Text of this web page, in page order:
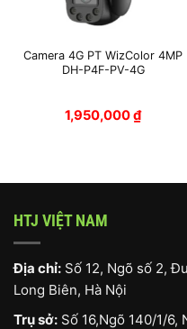
Camera 4G PT WizColor 4MP
DH-P4F-PV-4G
1,950,000₫
HTJ VIỆT NAM
Địa chỉ: Số 12, Ngõ số 2,
Long Biên, Hà Nội
Trụ sở: Số 16,Ngõ 140/1/6,